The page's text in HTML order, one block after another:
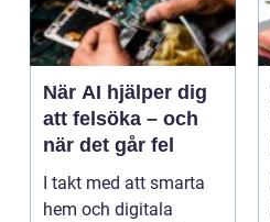
När AI hjälper dig
att felsöka – och
när det går fel
I takt med att smarta
hem och digitala